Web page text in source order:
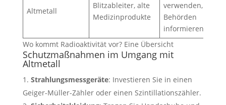
Altmetall
Blitzableiter, alte
Medizinprodukte
verwenden,
Behörden
informieren
Wo kommt Radioaktivität vor? Eine Übersicht
Schutzmaßnahmen im Umgang mit
Altmetall
Strahlungsmessgeräte: Investieren Sie in einen
Geiger-Müller-Zähler oder einen Szintillationszähler.